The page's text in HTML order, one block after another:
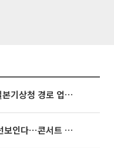
태풍 '돌핀' 오키나와 접근…일본기상청 경로 업데이트
빅뱅, 20주년 기념 '새 뱅봉' 선보인다⋯콘서트 앞두고 팝업 개최